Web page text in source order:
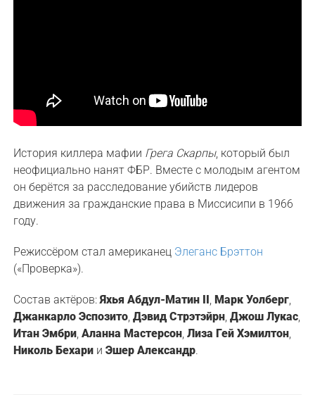
История киллера мафии Грега Скарпы, который был
неофициально нанят ФБР. Вместе с молодым агентом
он берётся за расследование убийств лидеров
движения за гражданские права в Миссисипи в 1966
году.
Режиссёром стал американец Элеганс Брэттон
(«Проверка»).
Состав актёров:Яхья Абдул-Матин II,Марк Уолберг,
Джанкарло Эспозито,Дэвид Стрэтэйрн,Джош Лукас,
Итан Эмбри,Аланна Мастерсон,Лиза Гей Хэмилтон,
Николь Бехари иЭшер Александр.